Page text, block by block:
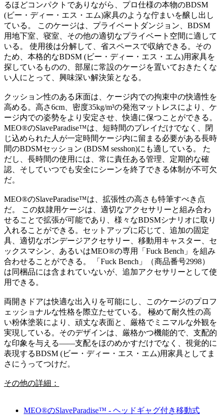
るほどコンパクトでありながら、プロ仕様の本物のBDSM
(ビー・ディー・エス・エム)家具のような佇まいを醸し出し
ている。 このケージは、プライベートダンジョン、BDSM
用地下室、寝室、その他の適切なプライベート空間に適して
いる。 使用後は分解して、省スペースで収納できる。その
ため、本格的なBDSM (ビー・ディー・エス・エム)用家具を
探しているものの、部屋に常設のケージを置いておきたくな
い人にとって、興味深い解決策となる。
クッション性のある床面は、ケージ内での拘束中の快適性を
高める。高さ6cm、密度35kg/m³の発泡マットレスにより、ケ
ージ内での姿勢をより安定させ、快適に保つことができる。
MEO®のSlaveParadise™は、短時間のプレイだけでなく、閉
じ込められた人が一定時間ケージ内に留まる必要がある長時
間のBDSMセッション (BDSM sesshon)にも適している。 た
だし、長時間の使用には、常に責任ある管理、定期的な確
認、そしていつでも安全にシーンを終了できる体制が不可欠
だ。
MEO®のSlaveParadise™は、拡張性の高さも特筆すべき点
だ。 この奴隷用ケージは、適切なアクセサリーと組み合わ
せることで拡張が可能であり、様々なBDSMシナリオに取り
入れることができる。セットアップに応じて、追加の固定
具、適切なボンデージアクセサリー、移動用キャスター、セ
ックスマシン、あるいはMEO®の専用「Fuck Bench」を組み
合わせることができる。 「Fuck Bench」（商品番号2998）
は同梱品には含まれていないが、追加アクセサリーとして使
用できる。
両開きドアは快適な出入りを可能にし、このケージのプロフ
ェッショナルな性格を際立たせている。 極めて耐久性の高
い粉体塗装により、頑丈な表面と、厳格でミニマルな外観を
実現している。そのデザインは、厳格かつ機能的で、支配的
な印象を与える――支配をほのめかすだけでなく、視覚的に
表現するBDSM (ビー・ディー・エス・エム)用家具としてま
さにうってつけだ。
その他の詳細：
MEO®のSlaveParadise™ - ヘッドギャグ付き移動式